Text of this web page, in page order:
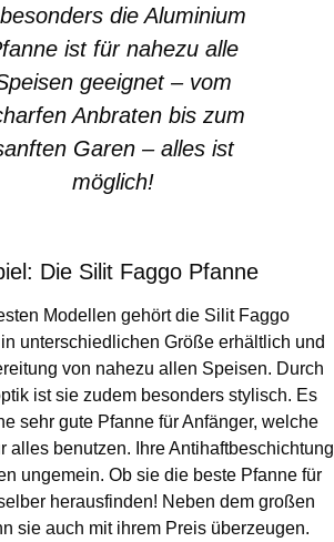
die Aluminium
ist für nahezu alle
geeignet – vom
Anbraten bis zum
Garen – alles ist
möglich!
Die Silit Faggo Pfanne
Modellen gehört die Silit Faggo
unterschiedlichen Größe erhältlich und
von nahezu allen Speisen. Durch
ist sie zudem besonders stylisch. Es
sehr gute Pfanne für Anfänger, welche
alles benutzen. Ihre Antihaftbeschichtung
ungemein. Ob sie die beste Pfanne für
herausfinden! Neben dem großen
sie auch mit ihrem Preis überzeugen.